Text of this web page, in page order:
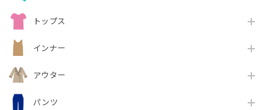
トップス
インナー
アウター
パンツ